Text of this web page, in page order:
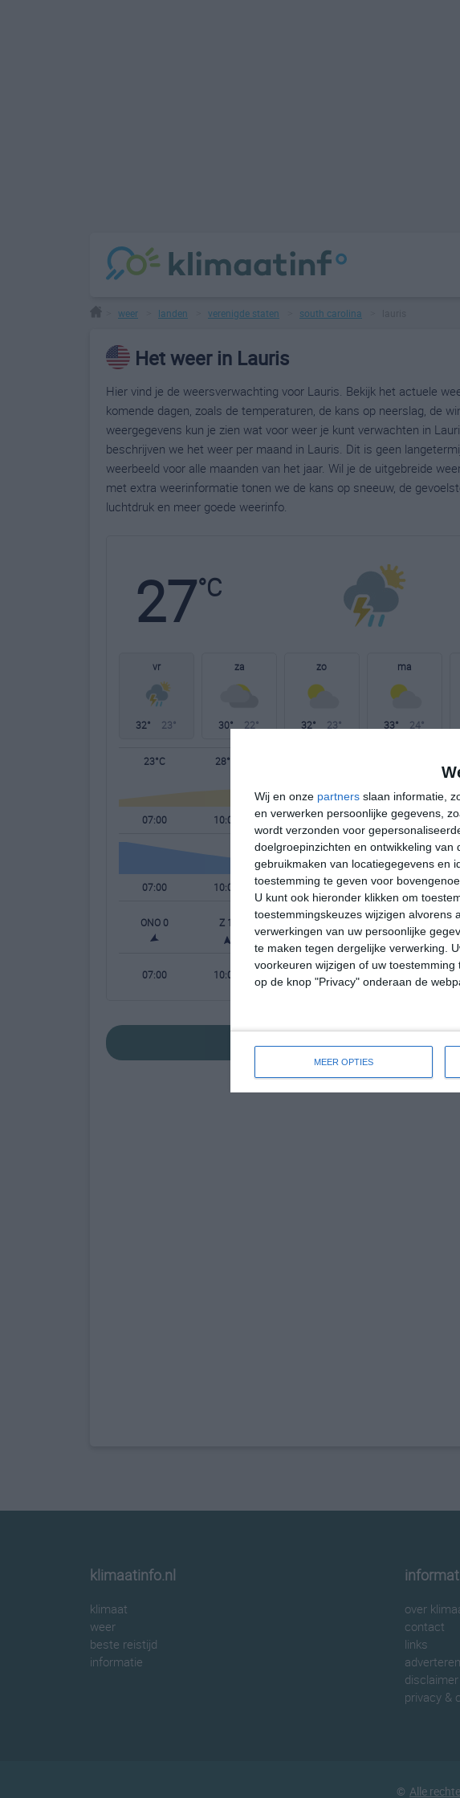
Wij en onze partners slaan informatie,
en verwerken persoonlijke gegevens,
wordt verzonden voor
doelgroepinzichten en ontwikkeling van
gebruikmaken van locatiegegevens en
toestemming te geven voor
U kunt ook hieronder klikken om
toestemmingskeuzes wijzigen alvorens
verwerkingen van uw persoonlijke
te maken tegen dergelijke verwerking.
voorkeuren wijzigen of uw
op de knop "Privacy" onderaan de
MEER OPTIES
weer landen verenigde staten south carolina
Het weer in Lauris
Hier vind je de weersverwachting voor Lauris. Bekijk het actuele
komende dagen, zoals de temperaturen, de kans op neerslag, de
weergegevens kun je zien wat voor weer je kunt verwachten in
beschrijven we het weer per maand in Lauris. Dit is geen
weerbeeld voor alle maanden van het jaar. Wil je de uitgebreide
met extra weerinformatie tonen we de kans op sneeuw, de
luchtdruk en meer goede weerinfo.
27°C
vr
32° 23°
za
30° 22°
zo
32° 23°
ma
33° 24°
23°C 28°C
07:00 10:00 13:00 16:00 19:00
07:00 10:00 13:00 16:00 19:00
ONO 0 Z 1 Z 2 Z 2 Z 2
07:00 10:00 19:00
bekijk de uitgebreide
klimaatinfo.nl
klimaat
weer
beste reistijd
informatie
over
contact
links
adverteren
disclaimer
privacy &
© Alle